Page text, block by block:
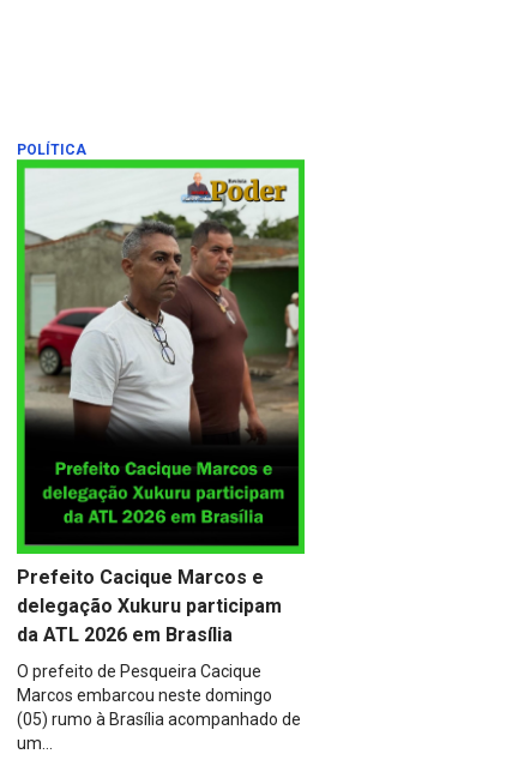
POLÍTICA
Prefeito Cacique Marcos e
delegação Xukuru participam
da ATL 2026 em Brasília
O prefeito de Pesqueira Cacique
Marcos embarcou neste domingo
(05) rumo à Brasília acompanhado de
um...